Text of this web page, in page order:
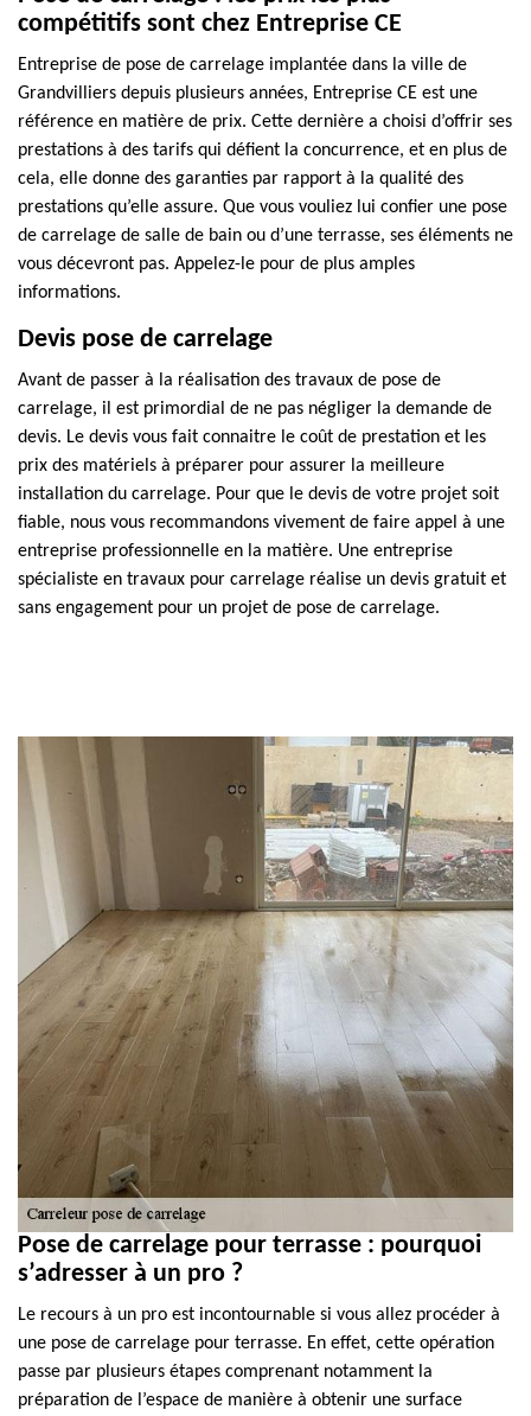
compétitifs sont chez Entreprise CE
Entreprise de pose de carrelage implantée dans la ville de
Grandvilliers depuis plusieurs années, Entreprise CE est une
référence en matière de prix. Cette dernière a choisi d’offrir ses
prestations à des tarifs qui défient la concurrence, et en plus de
cela, elle donne des garanties par rapport à la qualité des
prestations qu’elle assure. Que vous vouliez lui confier une pose
de carrelage de salle de bain ou d’une terrasse, ses éléments ne
vous décevront pas. Appelez-le pour de plus amples
informations.
Devis pose de carrelage
Avant de passer à la réalisation des travaux de pose de
carrelage, il est primordial de ne pas négliger la demande de
devis. Le devis vous fait connaitre le coût de prestation et les
prix des matériels à préparer pour assurer la meilleure
installation du carrelage. Pour que le devis de votre projet soit
fiable, nous vous recommandons vivement de faire appel à une
entreprise professionnelle en la matière. Une entreprise
spécialiste en travaux pour carrelage réalise un devis gratuit et
sans engagement pour un projet de pose de carrelage.
Pose de carrelage pour terrasse : pourquoi
s’adresser à un pro ?
Le recours à un pro est incontournable si vous allez procéder à
une pose de carrelage pour terrasse. En effet, cette opération
passe par plusieurs étapes comprenant notamment la
préparation de l’espace de manière à obtenir une surface